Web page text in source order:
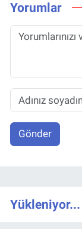
Yorumlar
Gönder
Yükleniyor...